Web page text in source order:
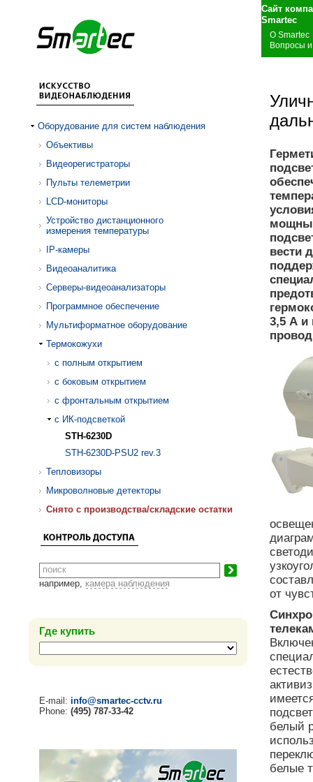
Сайт
О Smartec
Вопросы
Оборудование для систем наблюдения
Объективы
Видеорегистраторы
Пульты телеметрии
LCD-мониторы
Устройство дистанционного
измерения температуры
IP-камеры
Видеоаналитика
Серверы-видеоанализаторы
Программное обеспечение
Мультиформатное оборудование
Термокожухи
с полным открытием
с боковым открытием
с фронтальным открытием
с ИК-подсветкой
STH-6230D
STH-6230D-PSU2 rev.3
Тепловизоры
Микроволновые детекторы
Cнято с производства/складские остатки
например, камера наблюдения
Где купить
E-mail: info@smartec-cctv.ru
Phone: (495) 787-33-42
вести
3,5 А и
от
белый
белые